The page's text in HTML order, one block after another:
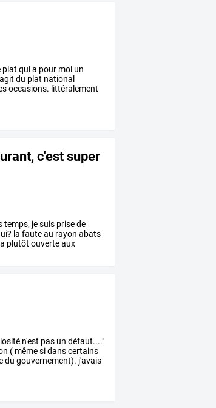
plat quia pour moi un
du plat national
occasions. littéralement
c'est super
temps, jesuis prisede
la fauteau rayon abats
plutôt ouverteaux
n'est pas un défaut...."
( mêmesidanscertains
du gouvernement). j'avais